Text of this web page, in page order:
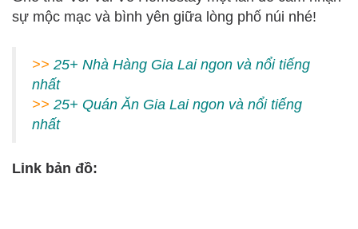
sự mộc mạc và bình yên giữa lòng phố núi nhé!
>> 25+ Nhà Hàng Gia Lai ngon và nổi tiếng
nhất
>> 25+ Quán Ăn Gia Lai ngon và nổi tiếng
nhất
Link bản đồ: